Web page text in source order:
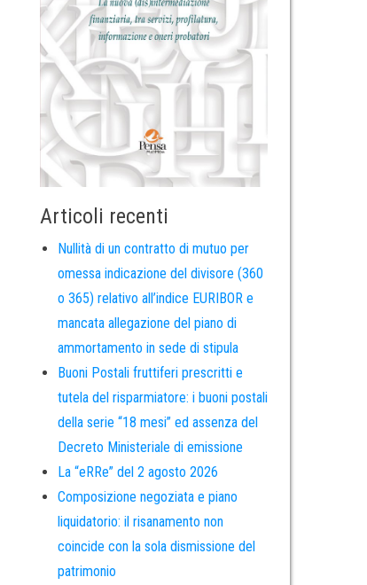
Articoli recenti
Nullità di un contratto di mutuo per
omessa indicazione del divisore (360
o 365) relativo all’indice EURIBOR e
mancata allegazione del piano di
ammortamento in sede di stipula
Buoni Postali fruttiferi prescritti e
tutela del risparmiatore: i buoni postali
della serie “18 mesi” ed assenza del
Decreto Ministeriale di emissione
La “eRRe” del 2 agosto 2026
Composizione negoziata e piano
liquidatorio: il risanamento non
coincide con la sola dismissione del
patrimonio